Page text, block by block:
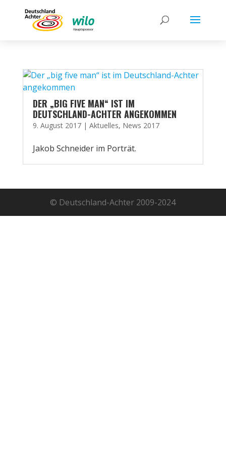
DER „BIG FIVE MAN“ IST IM
DEUTSCHLAND-ACHTER ANGEKOMMEN
9. August 2017| Aktuelles, News 2017
Jakob Schneider im Porträt.
© Deutschland-Achter 2009-2024